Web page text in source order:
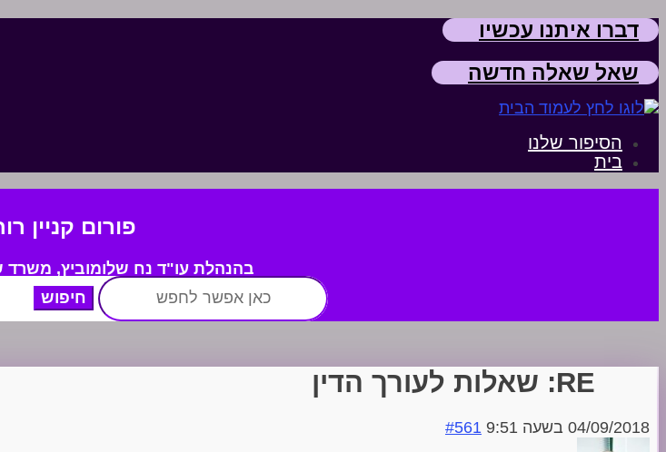
דברו איתנו עכשיו
שאל שאלה חדשה
הסיפור שלנו
בית
פורום קניין
בהנהלת עו"ד נח שלומוביץ, משרד
חפש:
RE: שאלות לעורך הדין
04/09/2018 בשעה 9:51 #561